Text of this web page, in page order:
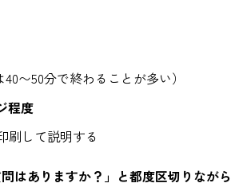
〜50分で終わることが多い）
程度
刷して説明する
問はありますか？」と都度区切りながら